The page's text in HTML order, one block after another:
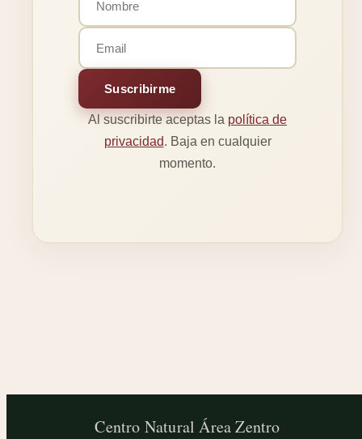
Suscribirme
Al suscribirte aceptas la política de
privacidad. Baja en cualquier
momento.
Centro NaturalÁrea Zentro